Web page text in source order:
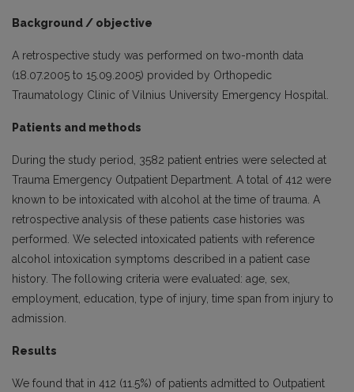
Background / objective
A retrospective study was performed on two-month data
(18.07.2005 to 15.09.2005) provided by Orthopedic
Traumatology Clinic of Vilnius University Emergency Hospital.
Patients and methods
During the study period, 3582 patient entries were selected at
Trauma Emergency Outpatient Department. A total of 412 were
known to be intoxicated with alcohol at the time of trauma. A
retrospective analysis of these patients case histories was
performed. We selected intoxicated patients with reference
alcohol intoxication symptoms described in a patient case
history. The following criteria were evaluated: age, sex,
employment, education, type of injury, time span from injury to
admission.
Results
We found that in 412 (11.5%) of patients admitted to Outpatient